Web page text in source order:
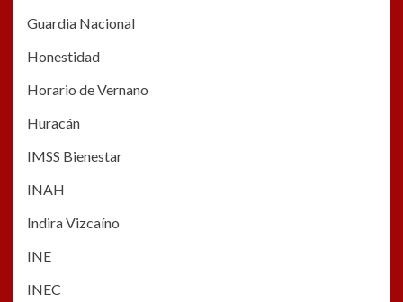
Guardia Nacional
Honestidad
Horario de Vernano
Huracán
IMSS Bienestar
INAH
Indira Vizcaíno
INE
INEC